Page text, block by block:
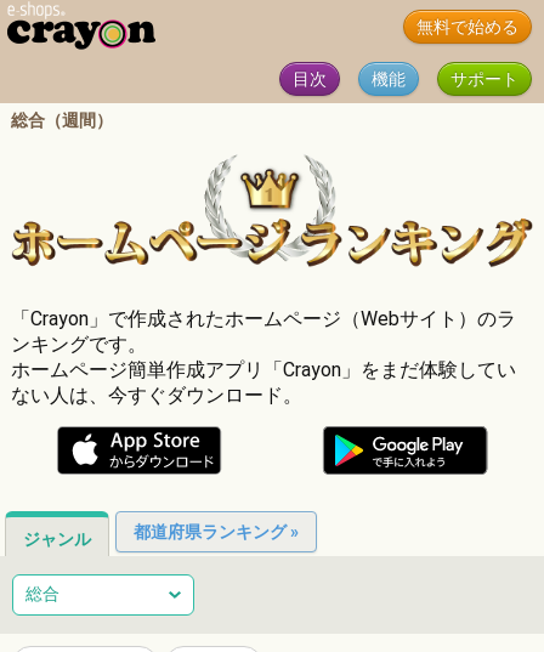
無料で始める
目次 機能
サポート
総合（週間）
「Crayon」で作成されたホームページ（Webサイト）のラ
ンキングです。
ホームページ簡単作成アプリ「Crayon」をまだ体験してい
ない人は、今すぐダウンロード。
ジャンル 都道府県ランキング »
総合 健康
ネイルサロン エステサロン
総合